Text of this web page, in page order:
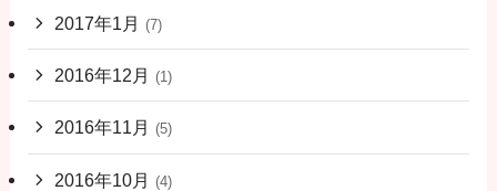
2017年1月 (7)
2016年12月 (1)
2016年11月 (5)
2016年10月 (4)